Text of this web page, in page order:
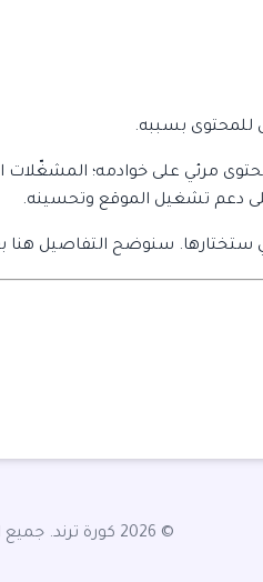
للمحتوى بسببه.
مرئي على خوادمه؛
دعم تشغيل الموقع وتحسينه.
ستختارها. سنوضح التفاصيل هنا
© 2026 كورة ترند. جميع الحقوق محفوظة.